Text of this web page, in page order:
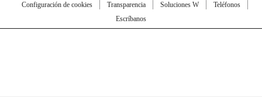
Configuración de cookies
Transparencia Soluciones W
Teléfonos
Escríbanos